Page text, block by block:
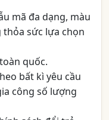
mã đa dạng, màu
thỏa sức lựa chọn
quốc.
bất kì yêu cầu
công số lượng